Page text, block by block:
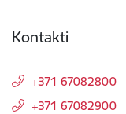
Kontakti
+371 67082800
+371 67082900